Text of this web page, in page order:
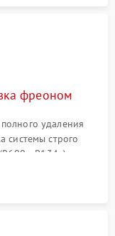
фреоном
удаления
системы строго
R134a) по
в системе.